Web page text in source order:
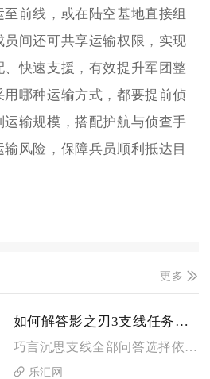
前线，或在陆空基地直接组
间还可共享运输权限，实现
快速支援，有效提升军团整
哪种运输方式，都要提前侦
输规模，搭配护航与侦查手
风险，保障兵员顺利抵达目
更多
如何解答影之刃3支线任务巧言沉思中的问题
巧言沉思支线全部问答选择依次为：因材施教、深致白雪、争命之劫...
乐汇网